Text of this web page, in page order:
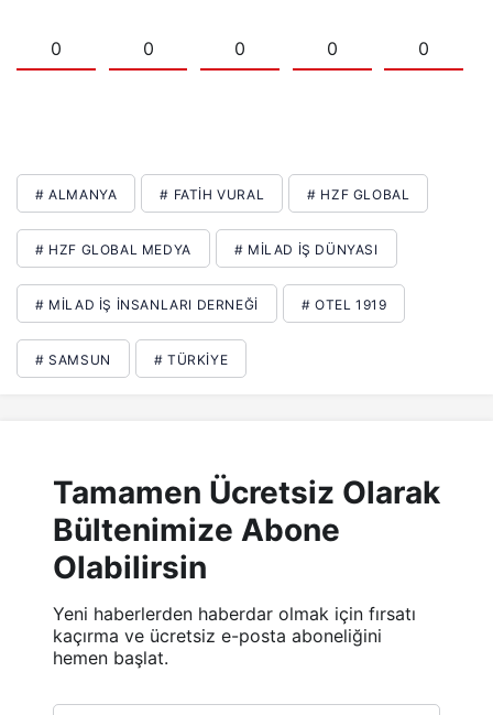
0 0 0 0 0
# ALMANYA # FATIH VURAL # HZF GLOBAL
# HZF GLOBAL MEDYA # MİLAD İŞ DÜNYASI
# MILAD İŞ İNSANLARI DERNEĞI # OTEL 1919
# SAMSUN # TÜRKIYE
Tamamen Ücretsiz Olarak
Bültenimize Abone
Olabilirsin
Yeni haberlerden haberdar olmak için fırsatı
kaçırma ve ücretsiz e-posta aboneliğini
hemen başlat.